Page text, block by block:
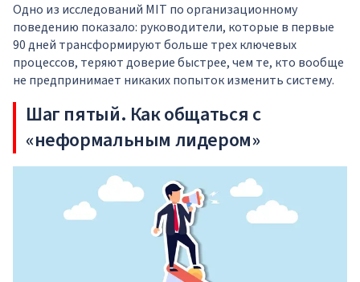
Одно из исследований MIT по организационному
поведению показало: руководители, которые в первые
90 дней трансформируют больше трех ключевых
процессов, теряют доверие быстрее, чем те, кто вообще
не предпринимает никаких попыток изменить систему.
Шаг пятый. Как общаться с
«неформальным лидером»